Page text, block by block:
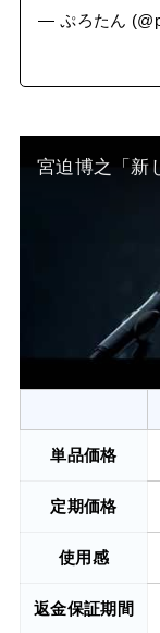
— ぷろたん
単品価格
定期価格
使用感
返金保証期間